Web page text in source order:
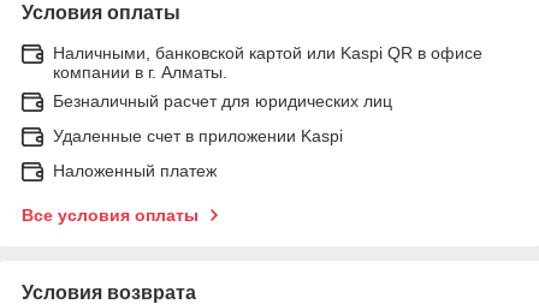
Условия оплаты
Наличными, банковской картой или Kaspi QR в офисе
компании в г. Алматы.
Безналичный расчет для юридических лиц
Удаленные счет в приложении Kaspi
Наложенный платеж
Все условия оплаты
Условия возврата